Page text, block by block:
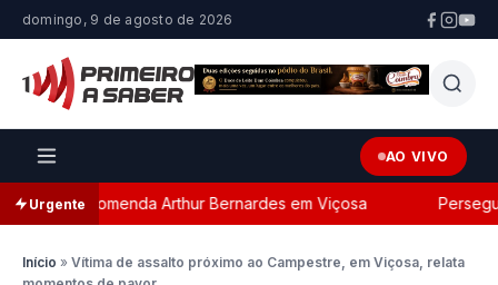
domingo, 9 de agosto de 2026
AO VIVO
Urgente
a Comenda Arthur Bernardes em Viçosa
Início » Vítima de assalto próximo ao Campestre, em Viçosa, relata